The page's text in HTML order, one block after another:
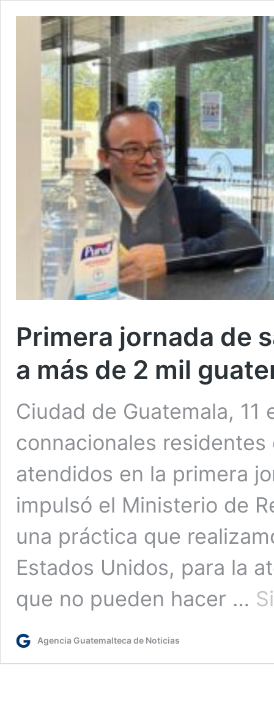
Primera jornada de
a más de 2 mil
Ciudad de Guatemala,
connacionales
atendidos en la primera
impulsó el Ministerio de
una práctica que
Estados Unidos, para la
que no pueden hacer …
Agencia Guatemalteca de Noticias